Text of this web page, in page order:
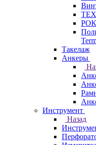
Такелаж
Анкеры
Инструмент
Назад